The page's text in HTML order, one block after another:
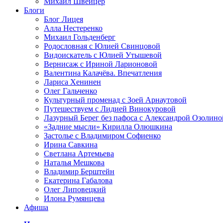
Блоги
Блог Лицея
Алла Нестеренко
Михаил Гольденберг
Родословная с Юлией Свинцовой
Видоискатель с Юлией Утышевой
Вернисаж с Ириной Ларионовой
Валентина Калачёва. Впечатления
Лариса Хенинен
Олег Гальченко
Культурный променад с Зоей Арнаутовой
Путешествуем с Лидией Винокуровой
Лазурный Берег без пафоса с Александрой
«Задние мысли» Кирилла Олюшкина
Застолье с Владимиром Софиенко
Ирина Савкина
Светлана Артемьева
Наталья Мешкова
Владимир Берштейн
Екатерина Габалова
Олег Липовецкий
Илона Румянцева
Афиша